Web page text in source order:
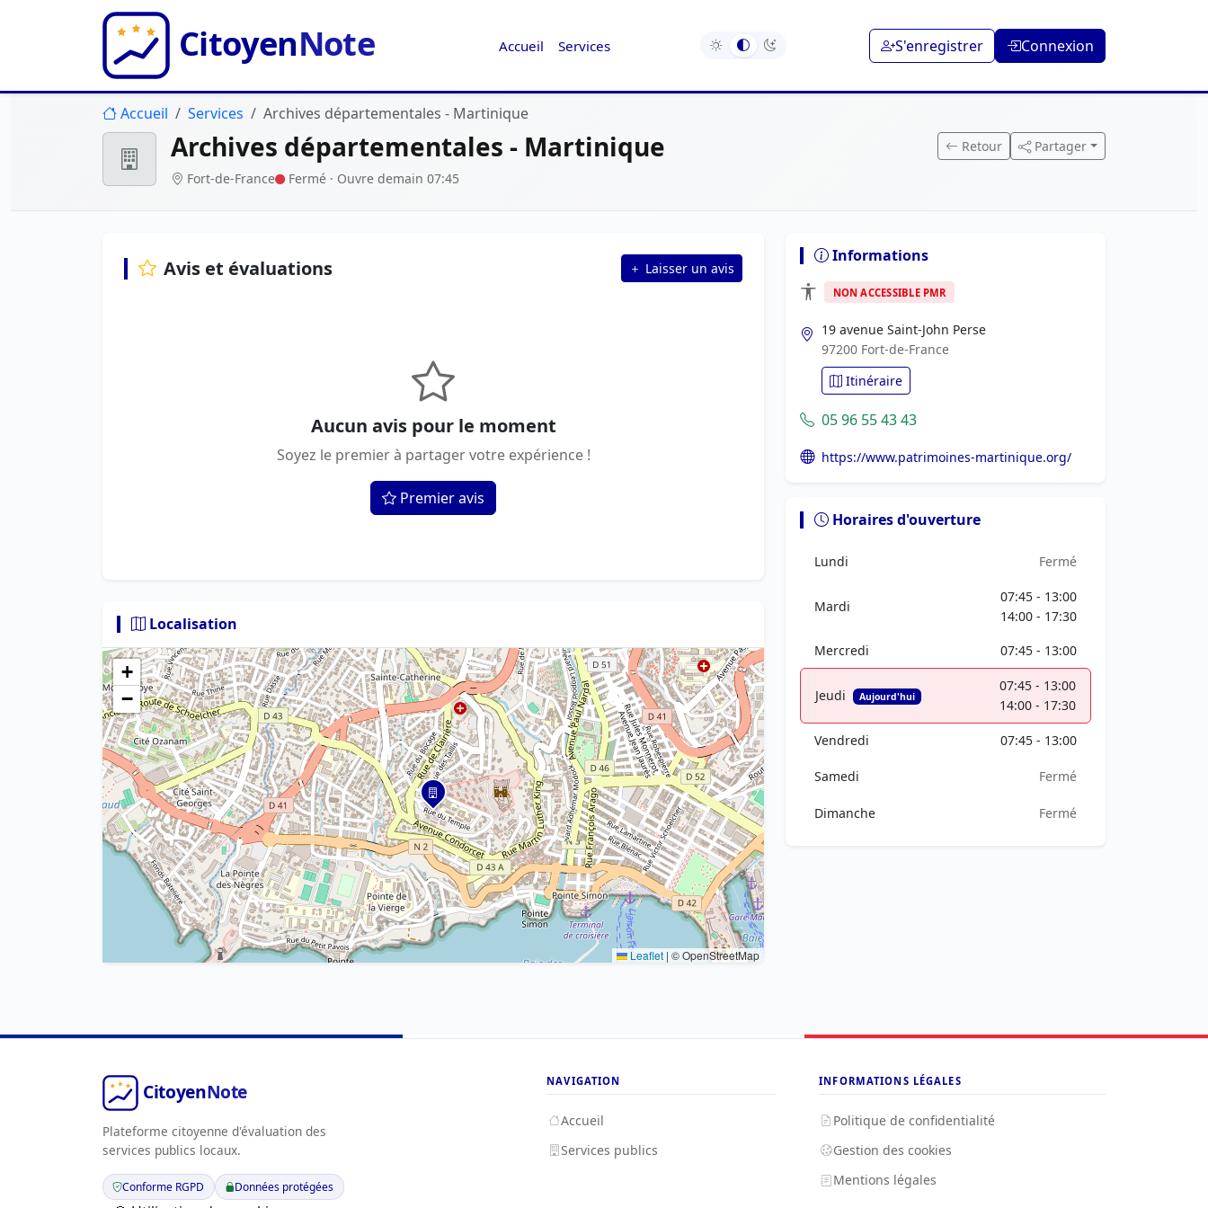
Accueil Services S'enregistrer Connexion
Accueil Services Archives départementales - Martinique
Archives départementales - Martinique
Fort-de-France Fermé · Ouvre demain 07:45
Retour Partager
Avis et évaluations Laisser un avis
Aucun avis pour le moment
Soyez le premier à partager votre expérience !
Premier avis
Localisation
+
−
Leaflet | © OpenStreetMap
Informations
NON ACCESSIBLE PMR
19 avenue Saint-John Perse
97200 Fort-de-France
Itinéraire
05 96 55 43 43
https://www.patrimoines-martinique.org/
Horaires d'ouverture
Lundi Fermé
Mardi
07:45 - 13:00
14:00 - 17:30
Mercredi
07:45 - 13:00
Jeudi Aujourd'hui
07:45 - 13:00
14:00 - 17:30
Vendredi 07:45 - 13:00
Samedi Fermé
Dimanche Fermé
Plateforme citoyenne d'évaluation des
services publics locaux.
Conforme RGPD Données protégées
NAVIGATION
Accueil
Services publics
INFORMATIONS LÉGALES
Politique de confidentialité
Gestion des cookies
Mentions légales